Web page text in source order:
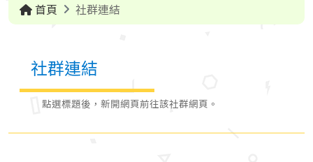
首頁 社群連結
社群連結
點選標題後，新開網頁前往該社群網頁。